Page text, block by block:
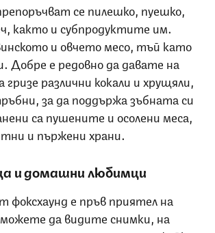
се пилешко, пуешко,
както и субпродуктите им.
и овчето месо, тъй като
Добре е редовно да давате на
различни кокали и хрущяли,
за да поддържа зъбната си
са пушените и осолени меса,
и пържени храни.
и домашни любимци
фоксхаунд е пръв приятел на
да видите снимки, на